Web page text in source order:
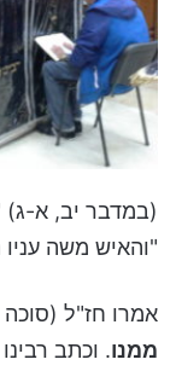
(במדבר יב, א-ג)
"והאיש משה
אמרו חז"ל (סוכה
ממנו. וכתב